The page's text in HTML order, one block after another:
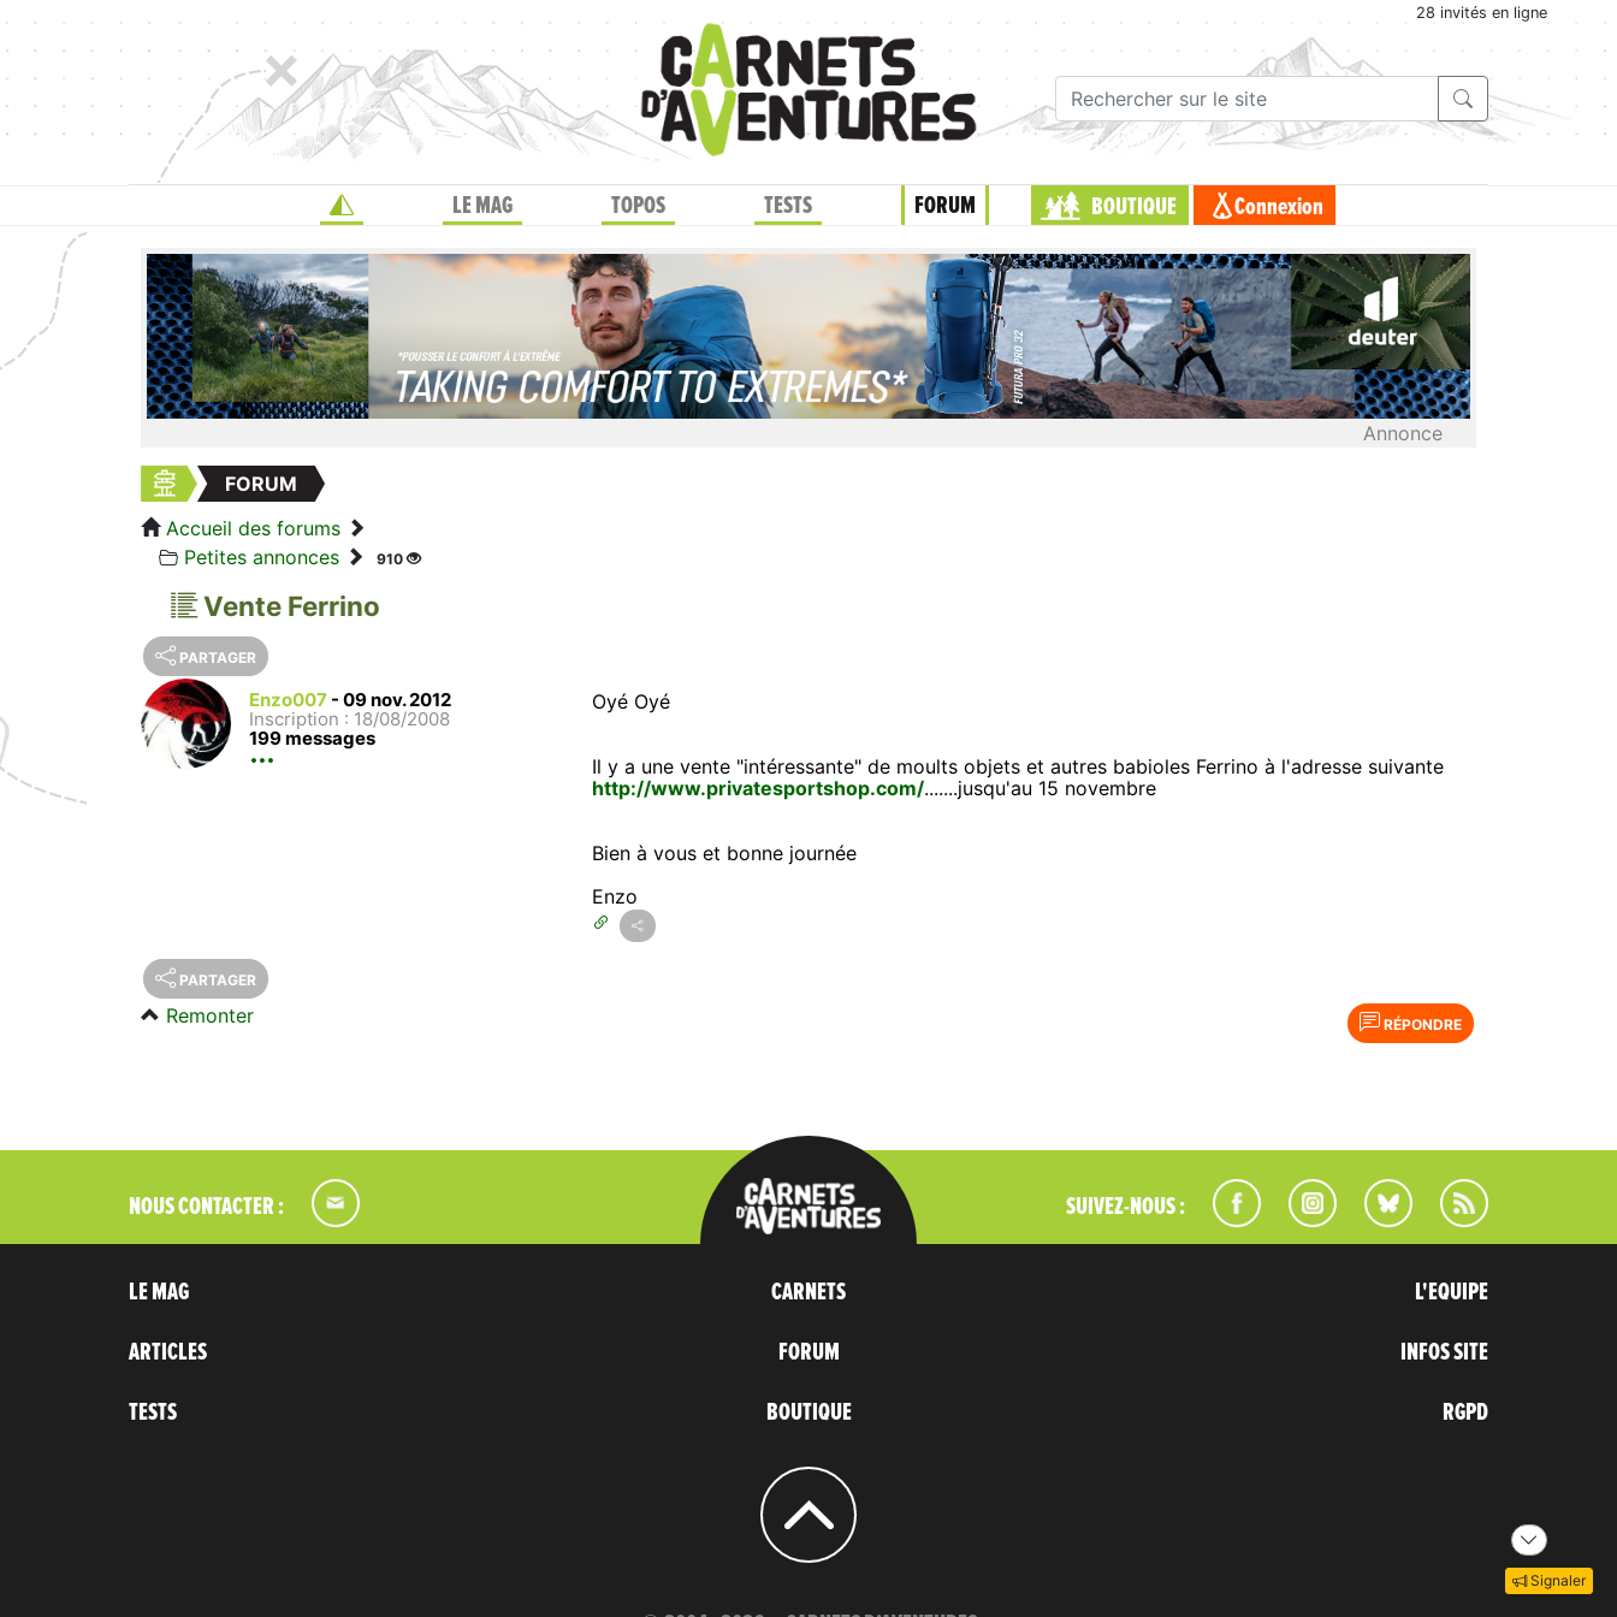
28 invités en ligne
LE MAG TOPOS TESTS FORUM BOUTIQUE Connexion
Annonce
FORUM
Accueil des forums
Petites annonces
910
Vente Ferrino
PARTAGER
Enzo007 - 09 nov. 2012
Inscription : 18/08/2008
199 messages
Oyé Oyé
Il y a une vente "intéressante" de moults objets et autres babioles Ferrino à l'adresse suivante
http://www.privatesportshop.com/.......jusqu'au 15 novembre
Bien à vous et bonne journée
Enzo
PARTAGER
RÉPONDRE
Remonter
Signaler
NOUS CONTACTER : SUIVEZ-NOUS :
LE MAG
ARTICLES
TESTS
CARNETS
FORUM
BOUTIQUE
L'EQUIPE
INFOS SITE
RGPD